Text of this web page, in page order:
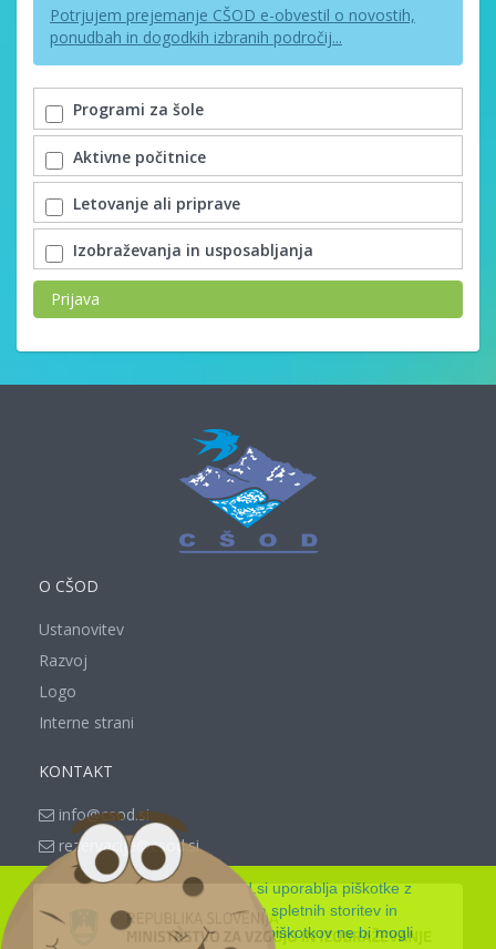
Potrjujem prejemanje CŠOD e-obvestil o novostih,
ponudbah in dogodkih izbranih področij...
Programi za šole
Aktivne počitnice
Letovanje ali priprave
Izobraževanja in usposabljanja
Prijava
O CŠOD
Ustanovitev
Razvoj
Logo
Interne strani
KONTAKT
info@csod.si
rezervacije@csod.si
Spletna stran www.csod.si uporablja piškotke z
namenom zagotavljanja spletnih storitev in
funkcionalnosti, ki jih brez piškotkov ne bi mogli